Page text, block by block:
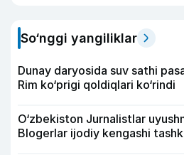
So‘nggi yangiliklar
Dunay daryosida suv sathi
Rim ko‘prigi qoldiqlari ko‘rindi
O‘zbekiston Jurnalistlar
Blogerlar ijodiy kengashi